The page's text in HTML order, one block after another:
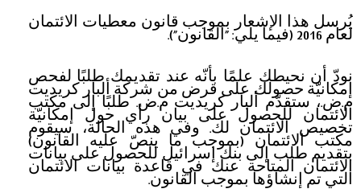
يُرسل هذا الإشعار بموجب قانون معطيات الائتمان
لعام 2016 (فيما يلي: "القانون").
نودّ أن نحيطك علمًا بأنّه عند تقديمك طلبًا لفحص
إمكانيّة حصولك على قرض من شركة ألبار كريديت
م.ض.، ستقدّم ألبار كريديت م.ض. طلبًا إلى مكتب
الائتمان للحصول على بيان رأي حول إمكانيّة
تخصيص الائتمان لك. وفي هذه الحالة، سيقوم
مكتب الائتمان (بموجب ما ينصّ عليه القانون)
بتقديم طلب إلى بنك إسرائيل للحصول على بيانات
الائتمان المتاحة عنك في قاعدة بيانات الائتمان
التي تم إنشاؤها بموجب القانون.